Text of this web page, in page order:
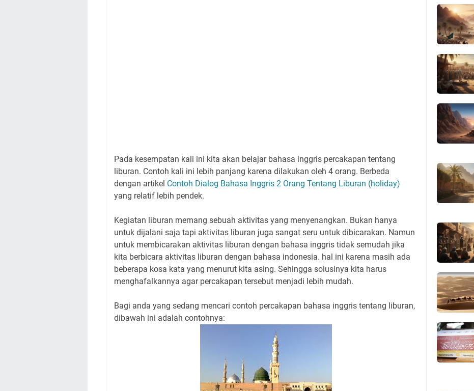
Pada kesempatan kali ini kita akan belajar bahasa inggris percakapan tentang
liburan. Contoh kali ini lebih panjang karena dilakukan oleh 4 orang. Berbeda
dengan artikel Contoh Dialog Bahasa Inggris 2 Orang Tentang Liburan (holiday)
yang relatif lebih pendek.
Kegiatan liburan memang sebuah aktivitas yang menyenangkan. Bukan hanya
untuk dijalani saja tapi aktivitas liburan juga sangat seru untuk dibicarakan. Namun
untuk membicarakan aktivitas liburan dengan bahasa inggris tidak semudah jika
kita berbicara aktivitas liburan dengan bahasa indonesia. hal ini karena masih ada
beberapa kosa kata yang menurut kita asing. Sehingga solusinya kita harus
menghafalkannya agar percakapan tersebut menjadi lebih mudah.
Bagi anda yang sedang mencari contoh percakapan bahasa inggris tentang liburan,
dibawah ini adalah contohnya: